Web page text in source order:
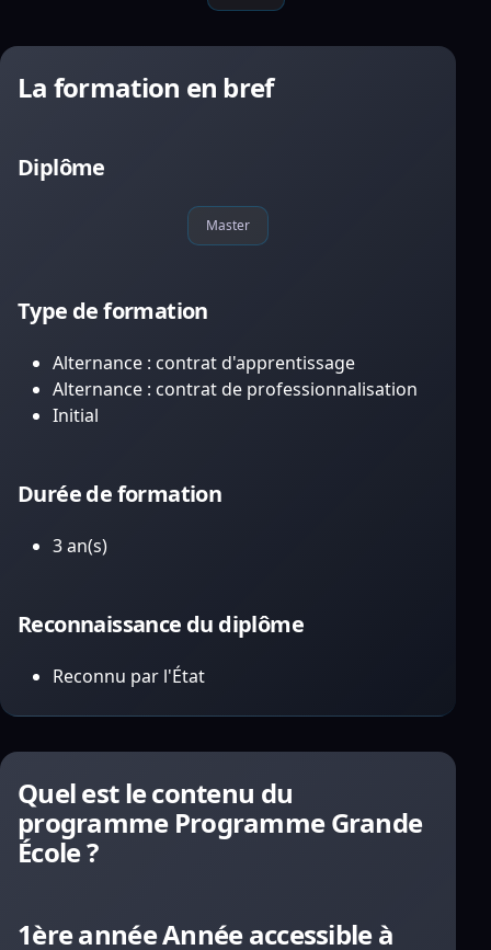
La formation en bref
Diplôme
Master
Type de formation
Alternance : contrat d'apprentissage
Alternance : contrat de professionnalisation
Initial
Durée de formation
3 an(s)
Reconnaissance du diplôme
Reconnu par l'État
Quel est le contenu du
programme Programme Grande
École ?
1ère année Année accessible à